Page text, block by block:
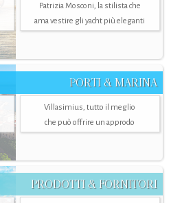
Patrizia Mosconi, la stilista che
ama vestire gli yacht più eleganti
PORTI & MARINA
Villasimius, tutto il meglio
che può offrire un approdo
PRODOTTI & FORNITORI